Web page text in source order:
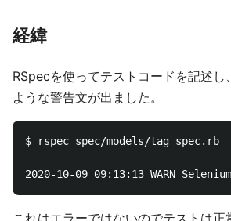
経緯
RSpecを使ってテストコードを記述し
ような警告文が出ました。
$ rspec spec/models/tag_spec.rb
これはエラーではないのでテストは正